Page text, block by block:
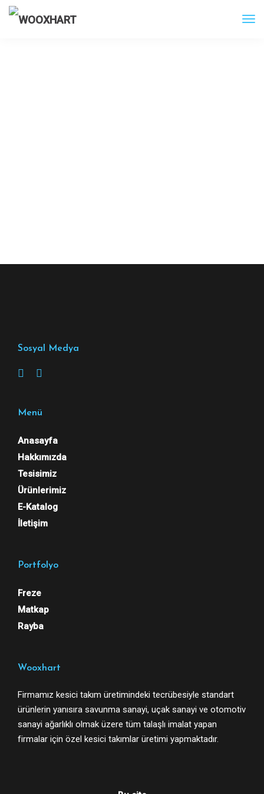
Sosyal Medya
Menü
Anasayfa
Hakkımızda
Tesisimiz
Ürünlerimiz
E-Katalog
İletişim
Portfolyo
Freze
Matkap
Rayba
Wooxhart
Firmamız kesici takım üretimindeki tecrübesiyle standart
ürünlerin yanısıra savunma sanayi, uçak sanayi ve otomotiv
sanayi ağarlıklı olmak üzere tüm talaşlı imalat yapan
firmalar için özel kesici takımlar üretimi yapmaktadır.